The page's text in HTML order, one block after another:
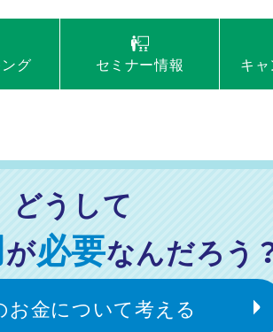
グ セミナー情報 キ
どうして
が必要なんだろう
お金について考える
索 セミナー情報 キ
ょう